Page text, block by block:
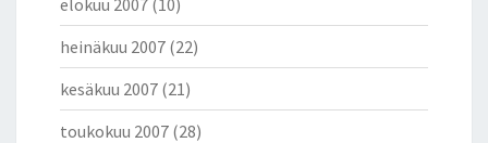
elokuu 2007 (10)
heinäkuu 2007 (22)
kesäkuu 2007 (21)
toukokuu 2007 (28)